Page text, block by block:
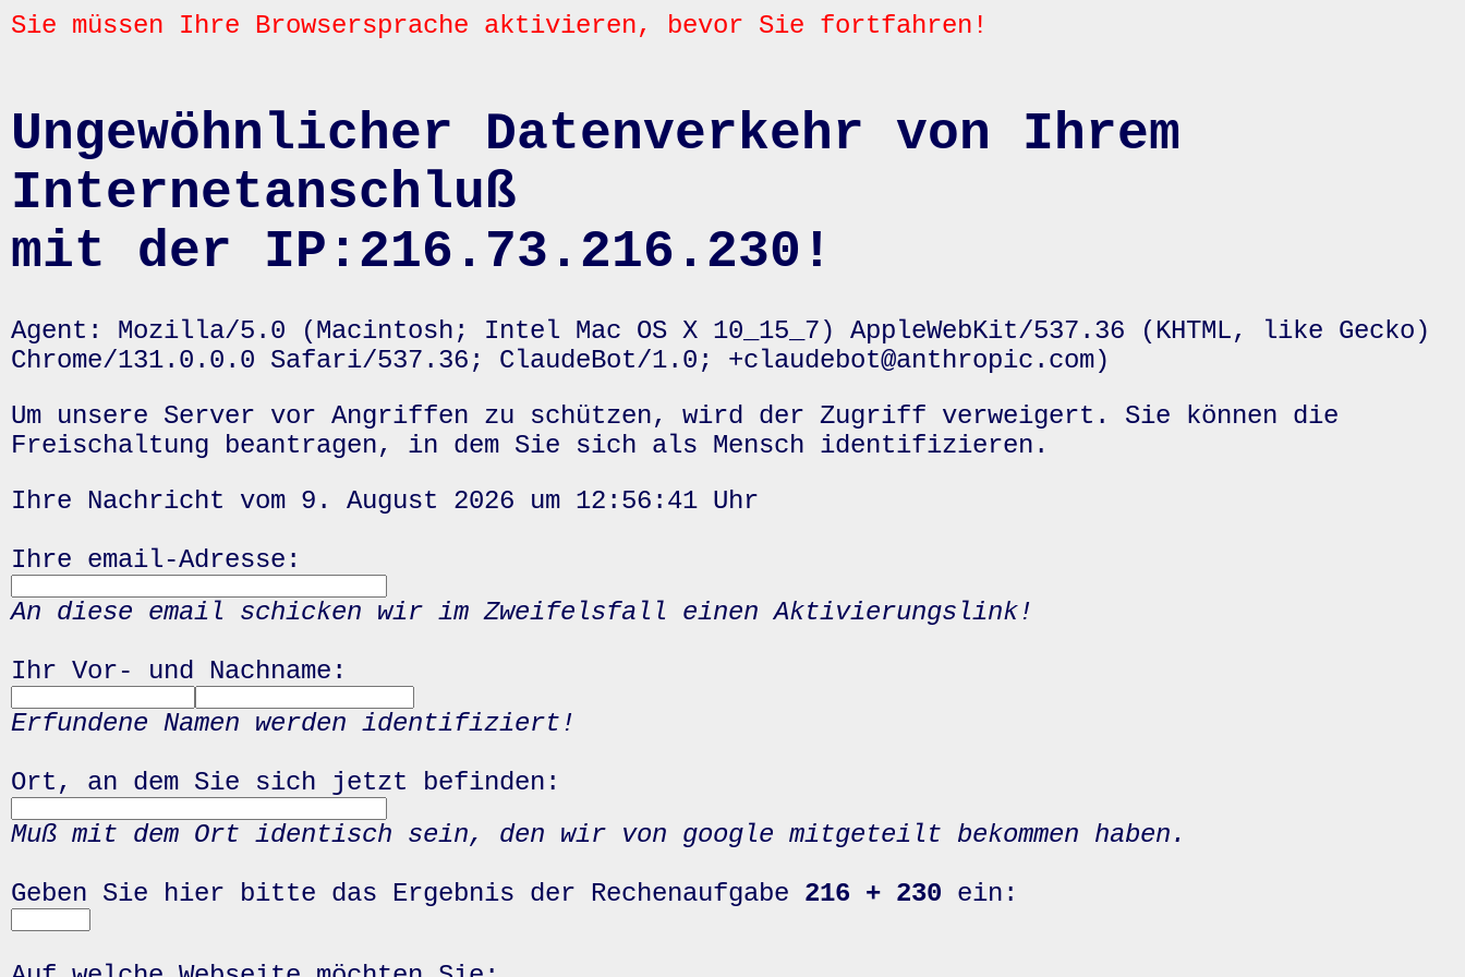
Sie müssen Ihre Browsersprache aktivieren, bevor Sie fortfahren!
Ungewöhnlicher Datenverkehr von Ihrem
Internetanschluß
mit der IP:216.73.216.230!
Agent: Mozilla/5.0 (Macintosh; Intel Mac OS X 10_15_7) AppleWebKit/537.36 (KHTML, like Gecko)
Chrome/131.0.0.0 Safari/537.36; ClaudeBot/1.0; +claudebot@anthropic.com)
Um unsere Server vor Angriffen zu schützen, wird der Zugriff verweigert. Sie können die
Freischaltung beantragen, in dem Sie sich als Mensch identifizieren.
Ihre Nachricht vom 9. August 2026 um 12:56:41 Uhr
Ihre email-Adresse:
An diese email schicken wir im Zweifelsfall einen Aktivierungslink!
Ihr Vor- und Nachname:
Erfundene Namen werden identifiziert!
Ort, an dem Sie sich jetzt befinden:
Muß mit dem Ort identisch sein, den wir von google mitgeteilt bekommen haben.
Geben Sie hier bitte das Ergebnis der Rechenaufgabe 216 + 230 ein: